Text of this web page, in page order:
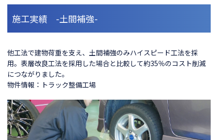
施工実績 -土間補強-
他工法で建物荷重を支え、土間補強のみハイスピード工法を採
用。表層改良工法を採用した場合と比較して約35％のコスト削減
につながりました。
物件情報：トラック整備工場